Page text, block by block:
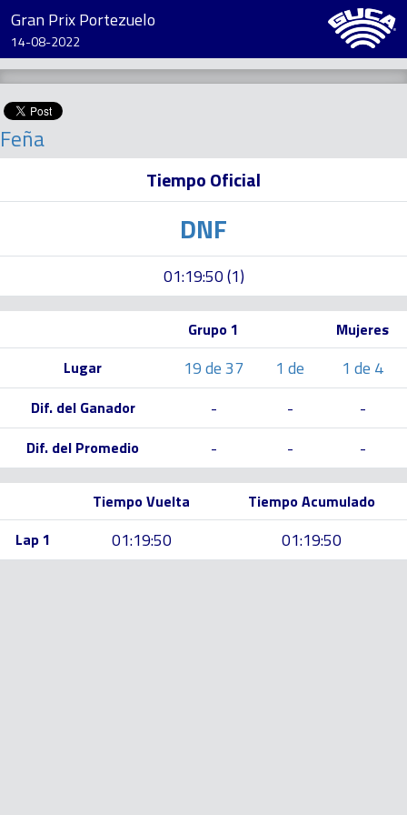
Gran Prix Portezuelo
14-08-2022
Feña
Tiempo Oficial
DNF
01:19:50 (1)
Grupo 1
Mujeres
Lugar
19 de 37 1 de 1 de 4
Dif. del Ganador - - -
Dif. del Promedio - - -
Tiempo Vuelta
Tiempo Acumulado
Lap 1
01:19:50 01:19:50